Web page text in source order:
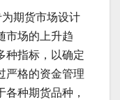
为期货市场设计
市场的上升趋
种指标，以确定
严格的资金管理
种期货品种，